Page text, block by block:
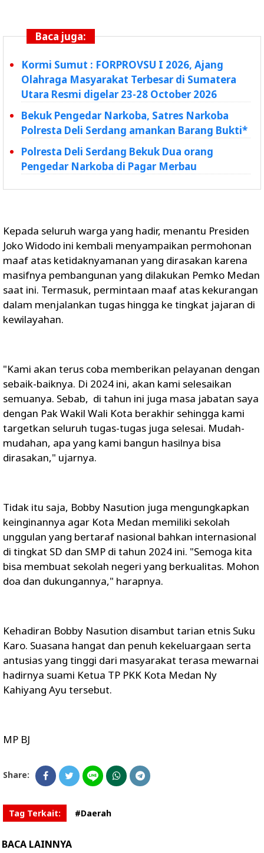
Baca juga:
Kormi Sumut : FORPROVSU I 2026, Ajang
Olahraga Masyarakat Terbesar di Sumatera
Utara Resmi digelar 23-28 October 2026
Bekuk Pengedar Narkoba, Satres Narkoba
Polresta Deli Serdang amankan Barang Bukti*
Polresta Deli Serdang Bekuk Dua orang
Pengedar Narkoba di Pagar Merbau
Kepada seluruh warga yang hadir, menantu Presiden
Joko Widodo ini kembali menyampaikan permohonan
maaf atas ketidaknyamanan yang dirasakan karena
masifnya pembangunan yang dilakukan Pemko Medan
saat ini. Termasuk, permintaan maaf atas kekurangan
dalam menjalankan tugas hingga ke tingkat jajaran di
kewilayahan.
"Kami akan terus coba memberikan pelayanan dengan
sebaik-baiknya. Di 2024 ini, akan kami selesaikan
semuanya. Sebab, di tahun ini juga masa jabatan saya
dengan Pak Wakil Wali Kota berakhir sehingga kami
targetkan seluruh tugas-tugas juga selesai. Mudah-
mudahan, apa yang kami bangun hasilnya bisa
dirasakan," ujarnya.
Tidak itu saja, Bobby Nasution juga mengungkapkan
keinginannya agar Kota Medan memiliki sekolah
unggulan yang bertaraf nasional bahkan internasional
di tingkat SD dan SMP di tahun 2024 ini. "Semoga kita
bisa membuat sekolah negeri yang berkualitas. Mohon
doa dan dukungannya," harapnya.
Kehadiran Bobby Nasution disambut tarian etnis Suku
Karo. Suasana hangat dan penuh kekeluargaan serta
antusias yang tinggi dari masyarakat terasa mewarnai
hadirnya suami Ketua TP PKK Kota Medan Ny
Kahiyang Ayu tersebut.
MP BJ
Share:
Tag Terkait: #Daerah
BACA LAINNYA